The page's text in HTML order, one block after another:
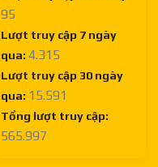
95
Lượt truy cập 7 ngày
qua: 4.315
Lượt truy cập 30 ngày
qua: 15.591
Tổng lượt truy cập:
565.997